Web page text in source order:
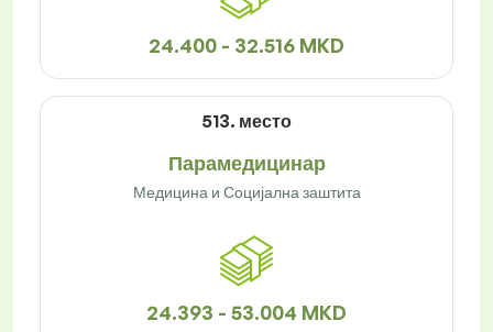
24.400 - 32.516 MKD
513. место
Парамедицинар
Медицина и Социјална заштита
24.393 - 53.004 MKD